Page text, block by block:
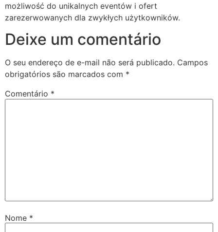
możliwość do unikalnych eventów i ofert
zarezerwowanych dla zwykłych użytkowników.
Deixe um comentário
O seu endereço de e-mail não será publicado. Campos
obrigatórios são marcados com *
Comentário *
Nome *